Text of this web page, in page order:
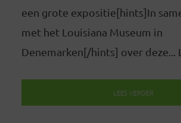
een grote expositie[hints]In
met het Louisiana Museum in
Denemarken[/hints] over deze...
LEES VERDER